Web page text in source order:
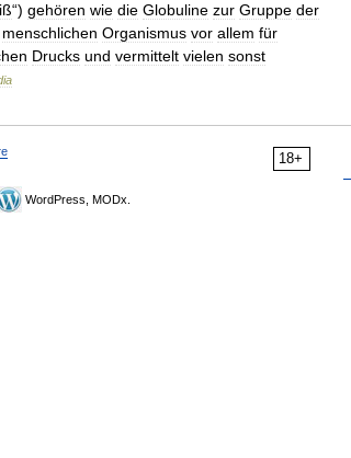
“) gehören wie die Globuline zur Gruppe der
menschlichen Organismus vor allem für
Drucks und vermittelt vielen sonst
18+
WordPress, MODx.